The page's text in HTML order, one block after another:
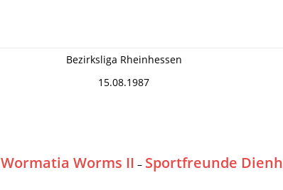
Bezirksliga Rheinhessen
15.08.1987
Wormatia Worms II – Sportfreunde